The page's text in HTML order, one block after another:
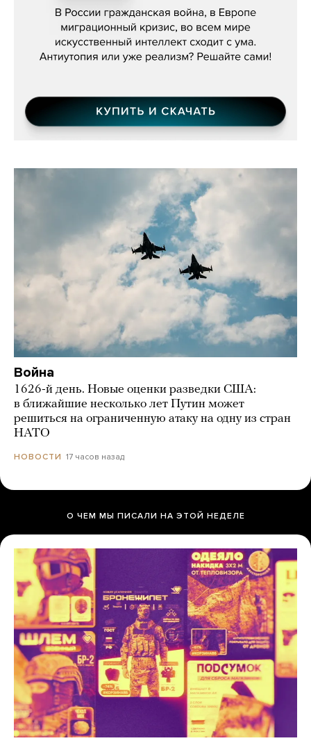
Война
1626-й день. Новые оценки разведки США:
в ближайшие несколько лет Путин может
решиться на ограниченную атаку на одну из стран
НАТО
НОВОСТИ 17 часов назад
О ЧЕМ МЫ ПИСАЛИ НА ЭТОЙ НЕДЕЛЕ